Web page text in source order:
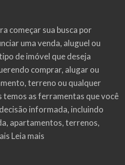
começar sua busca por
uma venda, aluguel ou
de imóvel que deseja
comprar, alugar ou
terreno ou qualquer
as ferramentas que você
informada, incluindo
apartamentos, terrenos,
Leia mais